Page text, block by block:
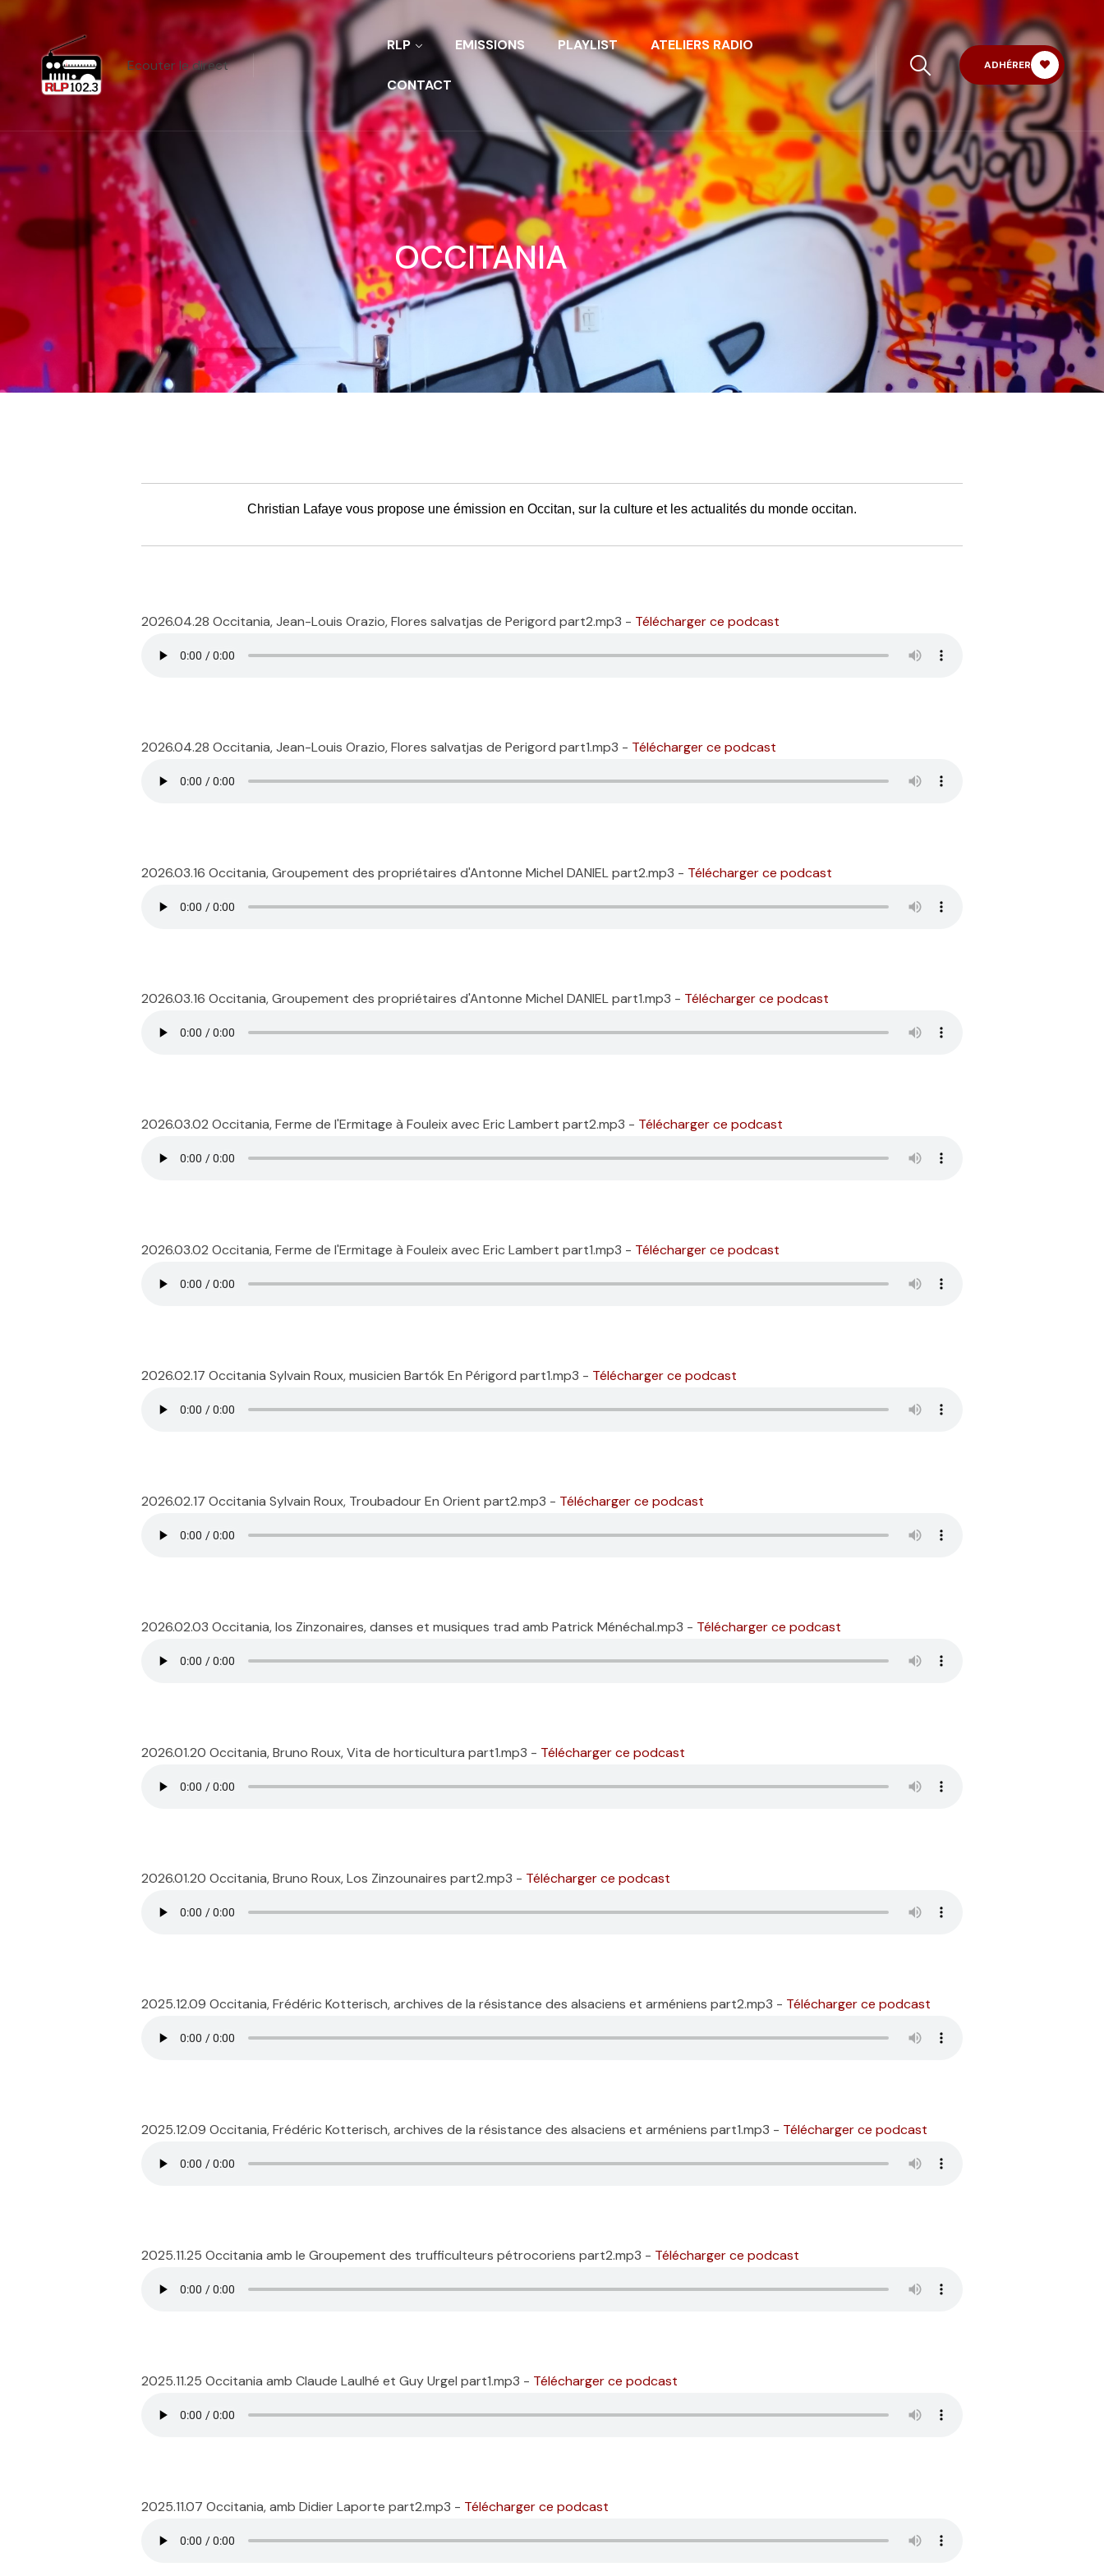
Ecouter le direct
RLP EMISSIONS PLAYLIST ATELIERS RADIO
CONTACT
ADHÉRER
OCCITANIA
Christian Lafaye vous propose une émission en Occitan, sur la culture et les actualités du monde occitan.
2026.04.28 Occitania, Jean-Louis Orazio, Flores salvatjas de Perigord part2.mp3 - Télécharger ce podcast
2026.04.28 Occitania, Jean-Louis Orazio, Flores salvatjas de Perigord part1.mp3 - Télécharger ce podcast
2026.03.16 Occitania, Groupement des propriétaires d'Antonne Michel DANIEL part2.mp3 - Télécharger ce podcast
2026.03.16 Occitania, Groupement des propriétaires d'Antonne Michel DANIEL part1.mp3 - Télécharger ce podcast
2026.03.02 Occitania, Ferme de l'Ermitage à Fouleix avec Eric Lambert part2.mp3 - Télécharger ce podcast
2026.03.02 Occitania, Ferme de l'Ermitage à Fouleix avec Eric Lambert part1.mp3 - Télécharger ce podcast
2026.02.17 Occitania Sylvain Roux, musicien Bartók En Périgord part1.mp3 - Télécharger ce podcast
2026.02.17 Occitania Sylvain Roux, Troubadour En Orient part2.mp3 - Télécharger ce podcast
2026.02.03 Occitania, los Zinzonaires, danses et musiques trad amb Patrick Ménéchal.mp3 - Télécharger ce podcast
2026.01.20 Occitania, Bruno Roux, Vita de horticultura part1.mp3 - Télécharger ce podcast
2026.01.20 Occitania, Bruno Roux, Los Zinzounaires part2.mp3 - Télécharger ce podcast
2025.12.09 Occitania, Frédéric Kotterisch, archives de la résistance des alsaciens et arméniens part2.mp3 - Télécharger ce podcast
2025.12.09 Occitania, Frédéric Kotterisch, archives de la résistance des alsaciens et arméniens part1.mp3 - Télécharger ce podcast
2025.11.25 Occitania amb le Groupement des trufficulteurs pétrocoriens part2.mp3 - Télécharger ce podcast
2025.11.25 Occitania amb Claude Laulhé et Guy Urgel part1.mp3 - Télécharger ce podcast
2025.11.07 Occitania, amb Didier Laporte part2.mp3 - Télécharger ce podcast